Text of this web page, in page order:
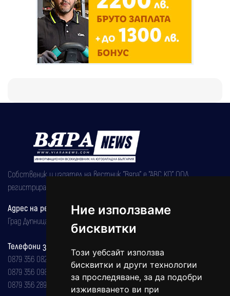
Ние използваме
бисквитки
Този уебсайт използва
бисквитки и други технологии
за проследяване, за да подобри
изживяването ви при
Собственик и издател на вестник "Вяра" е "АВС КО" ООД,
регистрирана на 08.05.2002 година.
Адрес на редакцията
Град Дупница, ул.''Христо Ботев" 43
Телефони за реклама и абонаменти
0879 356 082
0879 356 098
0879 356 289